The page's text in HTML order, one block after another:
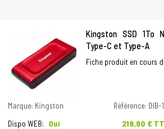
Kingston SSD 1To
Type-C et Type-A
Fiche produit en cours
Marque: Kingston Référence: DIB-
Dispo WEB:
Oui
Prix
219,90 €